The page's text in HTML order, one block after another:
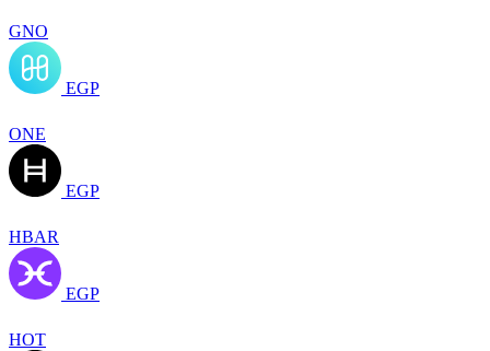
GNO
EGP
ONE
EGP
HBAR
EGP
HOT